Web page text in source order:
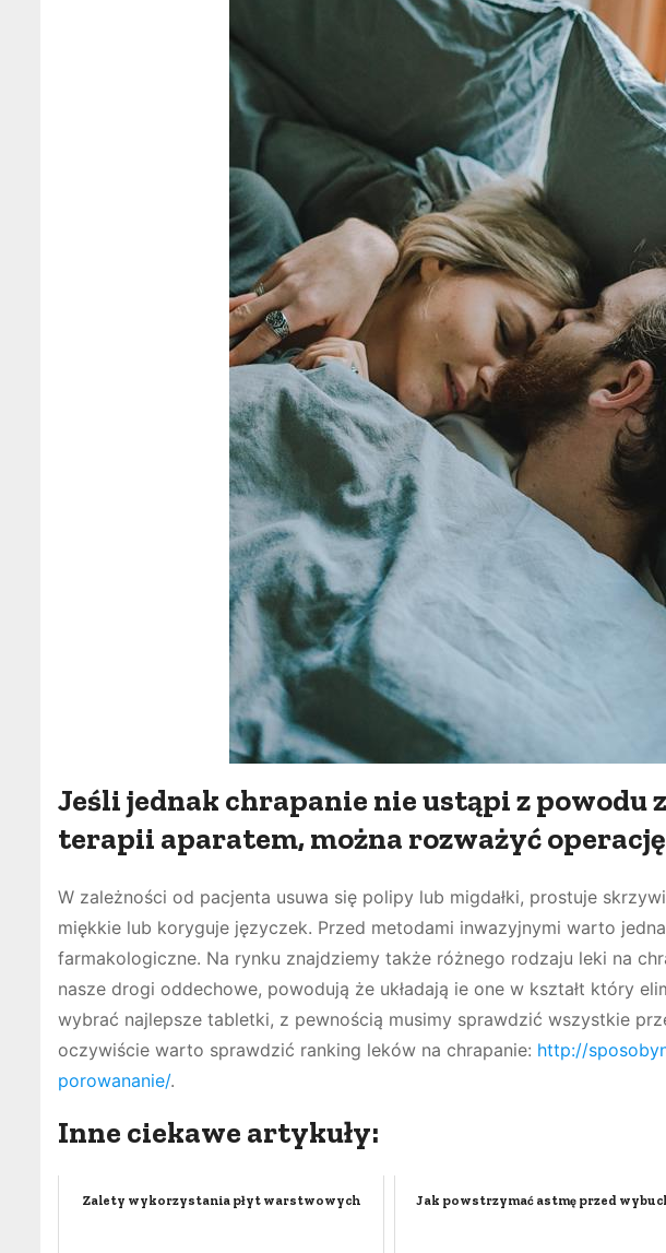
Jeśli jednak chrapanie nie ustąpi z powodu
terapii aparatem, można rozważyć
W zależności od pacjenta usuwa się polipy lub migdałki, prostuje
miękkie lub koryguje języczek. Przed metodami inwazyjnymi warto
farmakologiczne. Na rynku znajdziemy także różnego rodzaju leki na
nasze drogi oddechowe, powodują że układają ie one w kształt który
wybrać najlepsze tabletki, z pewnością musimy sprawdzić wszystkie
oczywiście warto sprawdzić ranking leków na chrapanie: http://
porowananie/.
Inne ciekawe artykuły:
Zalety wykorzystania płyt warstwowych Jak powstrzymać astmę przed